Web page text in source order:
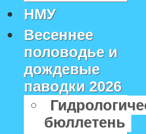
НМУ
Весеннее
половодье и
дождевые
паводки 2026
бюллетень